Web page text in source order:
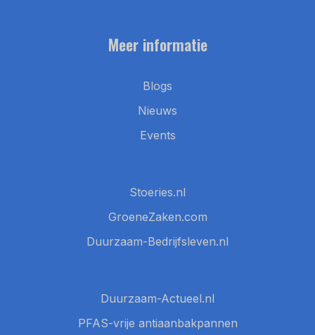
Meer informatie
Blogs
Nieuws
Events
Stoeries.nl
GroeneZaken.com
Duurzaam-Bedrijfsleven.nl
Duurzaam-Actueel.nl
PFAS-vrije antiaanbakpannen